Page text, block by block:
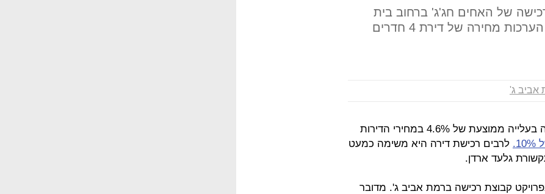
של האחים חג'ג' ברחוב בית
צורי אליהו על פינת קק"ל. עפ"י הערכות מחירה של דירת 4 חדרים
אביב ג'
הבוקר התבשרנו כי שנת 2013 נחתמה בעלייה ממוצעת של 4.6% במחירי הדירות
לרבים רכישת דירה היא משימה כמעט
גלעד ארדן.
קבוצת רכישה ברמת אביב ג'. מדובר